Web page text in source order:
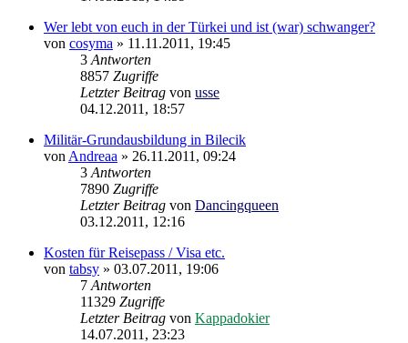
Wer lebt von euch in der Türkei und ist (war) schwanger?
von cosyma » 11.11.2011, 19:45
3 Antworten
8857 Zugriffe
Letzter Beitrag von usse
04.12.2011, 18:57
Militär-Grundausbildung in Bilecik
von Andreaa » 26.11.2011, 09:24
3 Antworten
7890 Zugriffe
Letzter Beitrag von Dancingqueen
03.12.2011, 12:16
Kosten für Reisepass / Visa etc.
von tabsy » 03.07.2011, 19:06
7 Antworten
11329 Zugriffe
Letzter Beitrag von Kappadokier
14.07.2011, 23:23